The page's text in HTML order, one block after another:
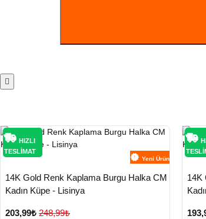
karartma yaptığı
HIZLI
TESLİMAT
Yeni Ürün
14K Gold Renk Kaplama Burgu Halka CM
Kadın Küpe - Lisinya
203,99₺ 248,99₺
14K